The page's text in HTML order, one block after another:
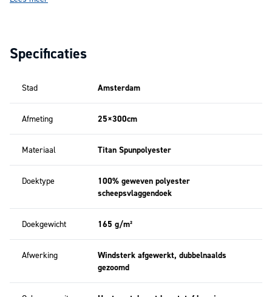
geschikt voor langdurig buitengebruik.
Het ontwerp van de wimpel Amsterdam is gebaseerd op de vlag van
Gebruik in Amsterdam
De stadswimpel wordt veel gebruikt bij woningen, bedrijven en
instellingen in Amsterdam en omgeving. De wimpel geeft op een
een specifieke gelegenheid voor nodig is.
De wimpel Amsterdam wordt gebruikt als permanente aankleding van
de vlaggenmast. Bij officiële gelegenheden wordt de wimpel tijdelijk
verwijderd en kan de
Amsterdamse vlagvolgens het geldende
vlaggenprotocol worden gehesen.
Specificaties
Stad Amsterdam
Afmeting 25×300cm
Materiaal Titan Spunpolyester
Doektype
100% geweven polyester
scheepsvlaggendoek
Doekgewicht 165 g/m²
Afwerking
Windsterk afgewerkt, dubbelnaalds
gezoomd